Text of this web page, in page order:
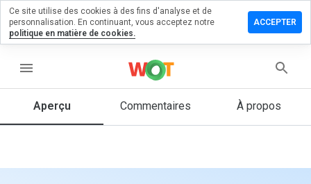
menu
Aperçu Commentaires À propos
un
1 et 5
Ce site utilise des cookies à des fins d'analyse et de
personnalisation. En continuant, vous acceptez notre
politique en matière de cookies.
ACCEPTER